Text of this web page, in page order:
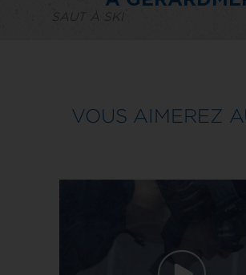
SAUT À SKI
VOUS AIMEREZ